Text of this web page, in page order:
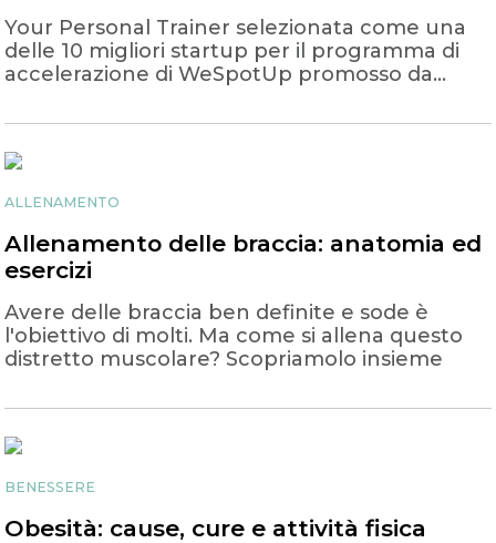
Your Personal Trainer selezionata come una
delle 10 migliori startup per il programma di
accelerazione di WeSpotUp promosso da
ALLENAMENTO
Allenamento delle braccia: anatomia ed
esercizi
Avere delle braccia ben definite e sode è
l'obiettivo di molti. Ma come si allena questo
distretto muscolare? Scopriamolo insieme
BENESSERE
Obesità: cause, cure e attività fisica